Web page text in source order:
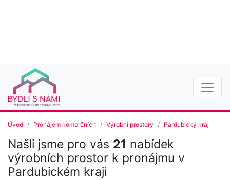
Úvod Pronájem komerčních Výrobní prostory Pardubický kraj
Našli jsme pro vás 21 nabídek
výrobních prostor k pronájmu v
Pardubickém kraji